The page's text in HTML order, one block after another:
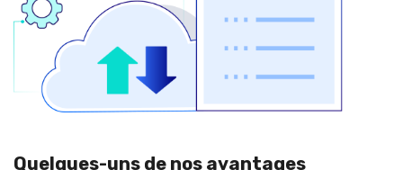
Quelques-uns de nos avantages